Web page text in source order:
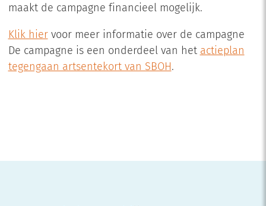
maakt de campagne financieel mogelijk.
Klik hiervoor meer informatie over de campagne
De campagne is een onderdeel van het actieplan
tegengaan artsentekort van SBOH .